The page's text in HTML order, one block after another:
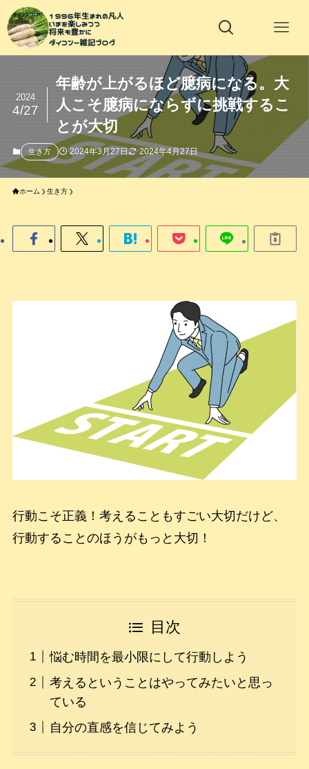
年齢が上がるほど臆病になる。大
人こそ臆病にならずに挑戦するこ
とが大切
2024
4/27
生き方 2024年3月27日 2024年4月27日
ホーム 生き方
行動こそ正義！考えることもすごい大切だけど、
行動することのほうがもっと大切！
目次
悩む時間を最小限にして行動しよう
考えるということはやってみたいと思っ
ている
自分の直感を信じてみよう